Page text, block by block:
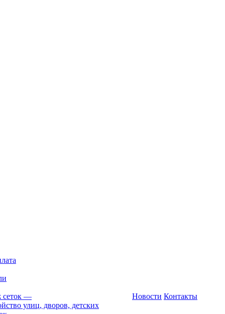
—
улиц, дворов, детских
Новости Контакты